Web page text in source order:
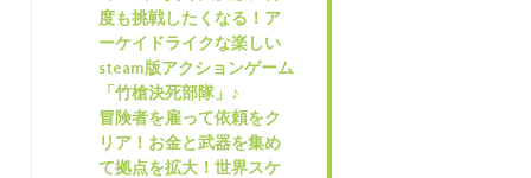
度も挑戦したくなる！ア
ーケイドライクな楽しい
steam版アクションゲーム
「竹槍決死部隊」♪
冒険者を雇って依頼をク
リア！お金と武器を集め
て拠点を拡大！世界スケ